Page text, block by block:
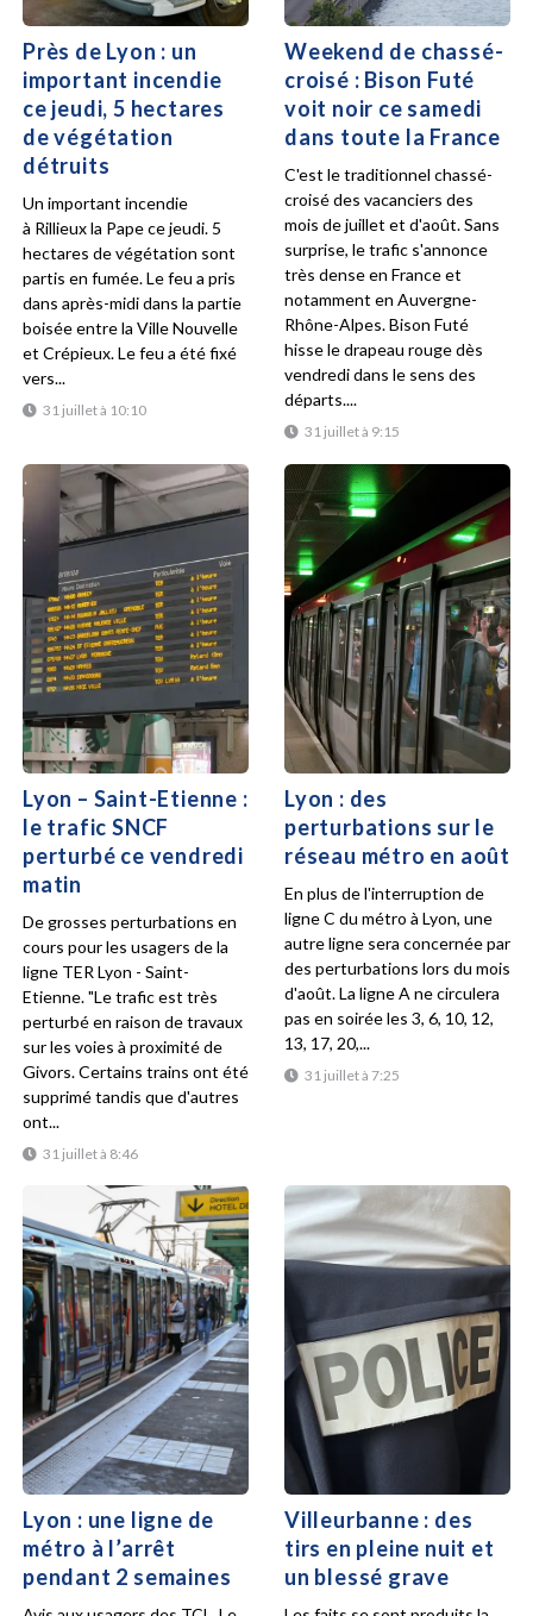
Près de Lyon : un
important incendie
ce jeudi, 5 hectares
de végétation
détruits
31 juillet à 10:10
Un important incendie
à Rillieux la Pape ce jeudi. 5
hectares de végétation sont
partis en fumée. Le feu a pris
dans après-midi dans la partie
boisée entre la Ville Nouvelle
et Crépieux. Le feu a été fixé
vers...
Weekend de chassé-
croisé : Bison Futé
voit noir ce samedi
dans toute la France
31 juillet à 9:15
C'est le traditionnel chassé-
croisé des vacanciers des
mois de juillet et d'août. Sans
surprise, le trafic s'annonce
très dense en France et
notamment en Auvergne-
Rhône-Alpes. Bison Futé
hisse le drapeau rouge dès
vendredi dans le sens des
départs....
Lyon – Saint-Etienne :
le trafic SNCF
perturbé ce vendredi
matin
31 juillet à 8:46
De grosses perturbations en
cours pour les usagers de la
ligne TER Lyon - Saint-
Etienne. "Le trafic est très
perturbé en raison de travaux
sur les voies à proximité de
Givors. Certains trains ont été
supprimé tandis que d'autres
ont...
Lyon : des
perturbations sur le
réseau métro en août
31 juillet à 7:25
En plus de l'interruption de
ligne C du métro à Lyon, une
autre ligne sera concernée par
des perturbations lors du mois
d'août. La ligne A ne circulera
pas en soirée les 3, 6, 10, 12,
13, 17, 20,...
Lyon : une ligne de
métro à l’arrêt
pendant 2 semaines
Villeurbanne : des
tirs en pleine nuit et
un blessé grave